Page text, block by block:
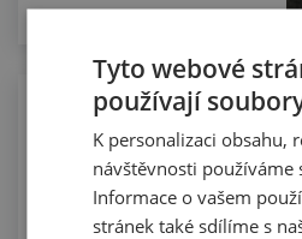
Řezání dlouhých celků
Tyto webové
používají
K personalizaci obsahu,
návštěvnosti používáme
Informace o vašem
stránek také sdílíme s